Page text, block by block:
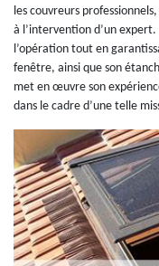
les couvreurs
à l’intervention d’un
l’opération tout en
fenêtre, ainsi que son
met en œuvre son
dans le cadre d’une telle